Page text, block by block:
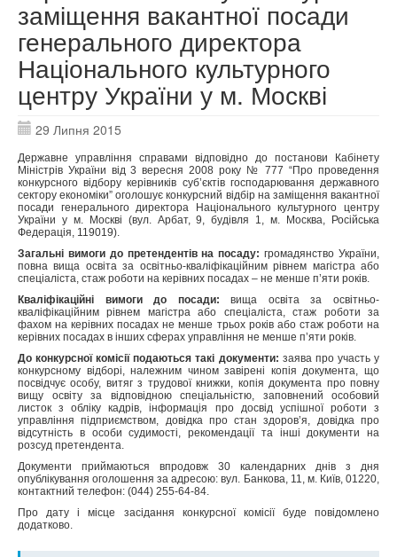
заміщення вакантної посади
генерального директора
Національного культурного
центру України у м. Москві
29 Липня 2015
Державне управління справами відповідно до постанови Кабінету
Міністрів України від 3 вересня 2008 року № 777 “Про проведення
конкурсного відбору керівників суб’єктів господарювання державного
сектору економіки” оголошує конкурсний відбір на заміщення вакантної
посади генерального директора Національного культурного центру
України у м. Москві (вул. Арбат, 9, будівля 1, м. Москва, Російська
Федерація, 119019).
Загальні вимоги до претендентів на посаду: громадянство України,
повна вища освіта за освітньо-кваліфікаційним рівнем магістра або
спеціаліста, стаж роботи на керівних посадах – не менше п’яти років.
Кваліфікаційні вимоги до посади:вища освіта за освітньо-
кваліфікаційним рівнем магістра або спеціаліста, стаж роботи за
фахом на керівних посадах не менше трьох років або стаж роботи на
керівних посадах в інших сферах управління не менше п’яти років.
До конкурсної комісії подаються такі документи: заява про участь у
конкурсному відборі, належним чином завірені копія документа, що
посвідчує особу, витяг з трудової книжки, копія документа про повну
вищу освіту за відповідною спеціальністю, заповнений особовий
листок з обліку кадрів, інформація про досвід успішної роботи з
управління підприємством, довідка про стан здоров’я, довідка про
відсутність в особи судимості, рекомендації та інші документи на
розсуд претендента.
Документи приймаються впродовж 30 календарних днів з дня
опублікування оголошення за адресою: вул. Банкова, 11, м. Київ, 01220,
контактний телефон: (044) 255-64-84.
Про дату і місце засідання конкурсної комісії буде повідомлено
додатково.